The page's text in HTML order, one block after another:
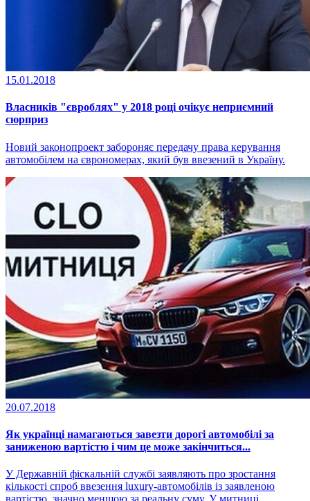
15.01.2018
Власників "євроблях" у 2018 році очікує неприємний
сюрприз
Новий законопроект забороняє передачу права керування
автомобілем на єврономерах, який був ввезений в Україну.
20.07.2018
Як українці намагаються завезти дорогі автомобілі за
заниженою вартістю і чим це може закінчиться...
У Державній фіскальній службі заявляють про зростання
кількості спроб ввезення luxury-автомобілів із заявленою
вартістю, значно меншою за реальну суму. У митниці